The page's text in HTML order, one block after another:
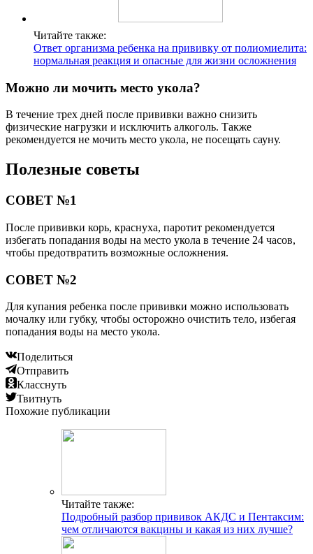
Читайте также:
Ответ организма ребенка на прививку от полиомиелита:
нормальная реакция и опасные для жизни осложнения
Можно ли мочить место укола?
В течение трех дней после прививки важно снизить
физические нагрузки и исключить алкоголь. Также
рекомендуется не мочить место укола, не посещать сауну.
Полезные советы
СОВЕТ №1
После прививки корь, краснуха, паротит рекомендуется
избегать попадания воды на место укола в течение 24 часов,
чтобы предотвратить возможные осложнения.
СОВЕТ №2
Для купания ребенка после прививки можно использовать
мочалку или губку, чтобы осторожно очистить тело, избегая
попадания воды на место укола.
Поделиться
Отправить
Класснуть
Твитнуть
Похожие публикации
Читайте также:
Подробный разбор прививок АКДС и Пентаксим:
чем отличаются вакцины и какая из них лучше?